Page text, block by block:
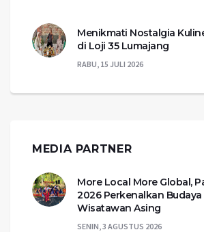
Menikmati Nostalgia
di Loji 35 Lumajang
RABU, 15 JULI 2026
MEDIA PARTNER
More Local More Global,
2026 Perkenalkan
Wisatawan Asing
SENIN, 3 AGUSTUS 2026